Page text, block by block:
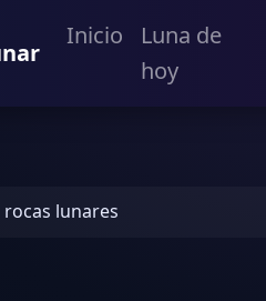
Inicio
Luna de
hoy
rocas lunares